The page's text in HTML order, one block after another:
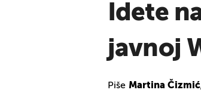
Idete
javnoj
Piše Martina